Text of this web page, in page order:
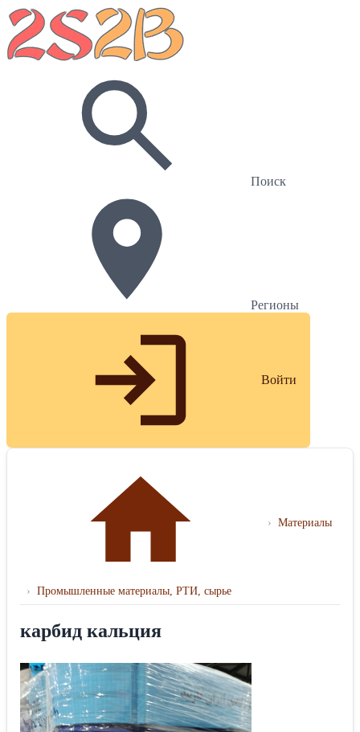
Поиск
Регионы
Войти
› Материалы
› Промышленные материалы, РТИ, сырье
карбид кальция